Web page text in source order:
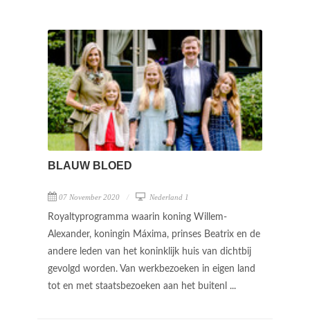
BLAUW BLOED
07 November 2020 Nederland 1
Royaltyprogramma waarin koning Willem-
Alexander, koningin Máxima, prinses Beatrix en de
andere leden van het koninklijk huis van dichtbij
gevolgd worden. Van werkbezoeken in eigen land
tot en met staatsbezoeken aan het buitenl ...